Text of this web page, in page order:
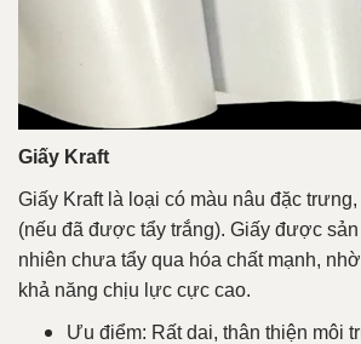
Giấy Kraft
Giấy Kraft là loại có màu nâu đặc
(nếu đã được tẩy trắng). Giấy được
nhiên chưa tẩy qua hóa chất mạnh,
khả năng chịu lực cực cao.
Ưu điểm: Rất dai, thân thiện môi